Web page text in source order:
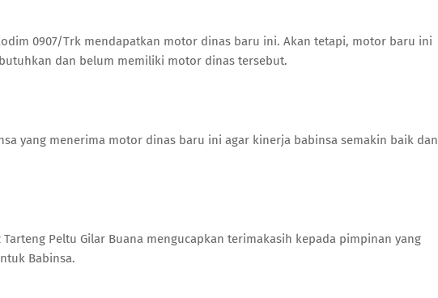
0907/Trk mendapatkan motor dinas baru ini. Akan tetapi, motor baru ini
dan belum memiliki motor dinas tersebut.
yang menerima motor dinas baru ini agar kinerja babinsa semakin baik dan
Peltu Gilar Buana mengucapkan terimakasih kepada pimpinan yang
Babinsa.